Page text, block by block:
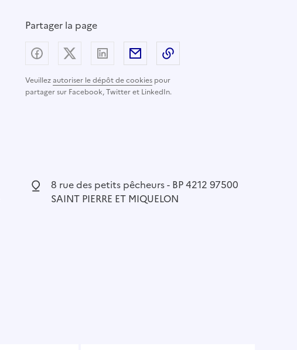
Partager la page
Veuillezautoriser le dépôt de cookies pour
partager sur Facebook, Twitter et LinkedIn.
Partager sur Facebook
Partager sur X (anciennement Twitter) -
Partager sur LinkedIn
Partager par email
Localisation :
8 rue des petits pêcheurs - BP 4212 97500
SAINT PIERRE ET MIQUELON